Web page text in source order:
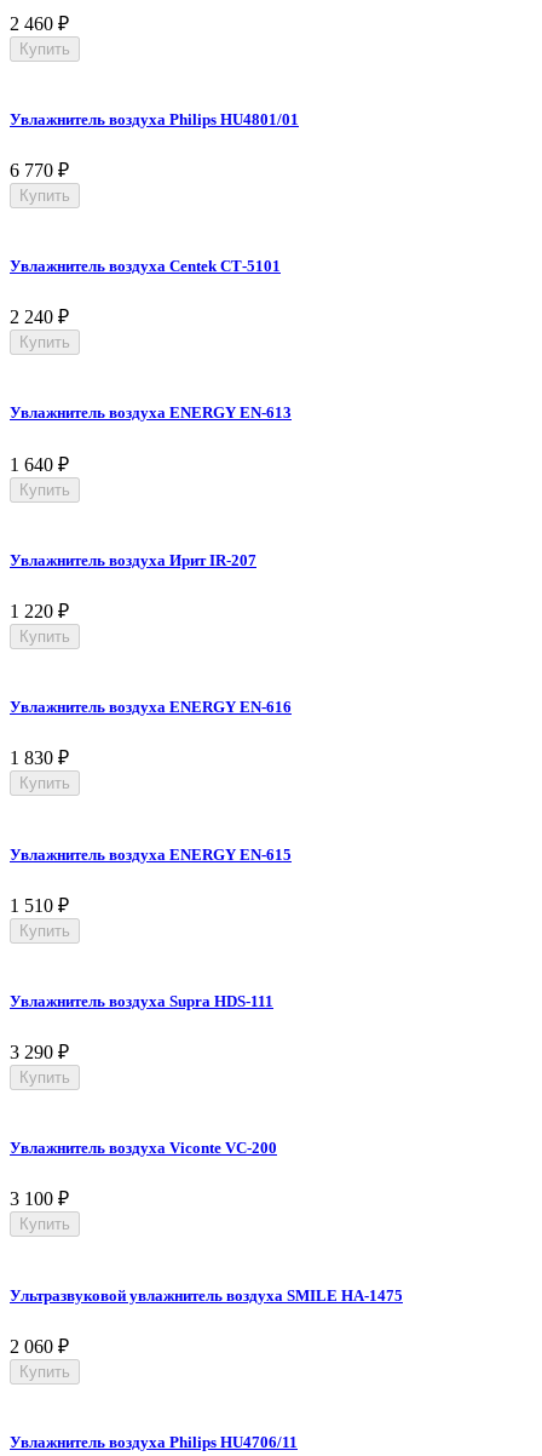
2 460 ₽
Купить
Увлажнитель воздуха Philips HU4801/01
6 770 ₽
Купить
Увлажнитель воздуха Centek СТ-5101
2 240 ₽
Купить
Увлажнитель воздуха ENERGY EN-613
1 640 ₽
Купить
Увлажнитель воздуха Ирит IR-207
1 220 ₽
Купить
Увлажнитель воздуха ENERGY EN-616
1 830 ₽
Купить
Увлажнитель воздуха ENERGY EN-615
1 510 ₽
Купить
Увлажнитель воздуха Supra HDS-111
3 290 ₽
Купить
Увлажнитель воздуха Viconte VC-200
3 100 ₽
Купить
Ультразвуковой увлажнитель воздуха SMILE HA-1475
2 060 ₽
Купить
Увлажнитель воздуха Philips HU4706/11